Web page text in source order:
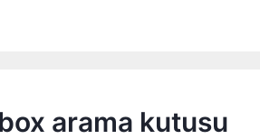
arama kutusu